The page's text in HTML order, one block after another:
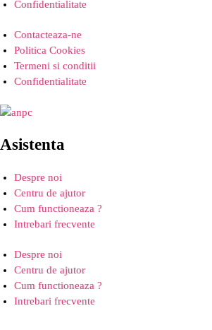
Confidentialitate
Contacteaza-ne
Politica Cookies
Termeni si conditii
Confidentialitate
Asistenta
Despre noi
Centru de ajutor
Cum functioneaza ?
Intrebari frecvente
Despre noi
Centru de ajutor
Cum functioneaza ?
Intrebari frecvente